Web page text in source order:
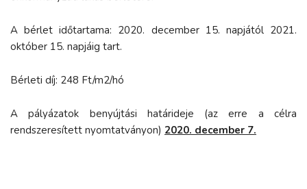
A bérlet időtartama: 2020. december 15. napjától 2021.
október 15. napjáig tart.
Bérleti díj: 248 Ft/m2/hó
A pályázatok benyújtási határideje (az erre a célra
rendszeresített nyomtatványon) 2020. december 7.